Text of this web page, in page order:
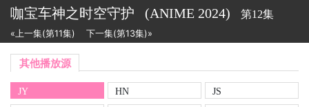
咖宝车神之时空守护 (ANIME 2024) 第12集
«上一集(第11集) 下一集(第13集)»
其他播放源
JY HN
JS